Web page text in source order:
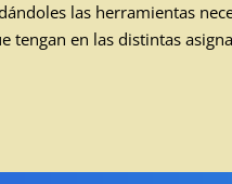
las herramientas
tengan en las distintas